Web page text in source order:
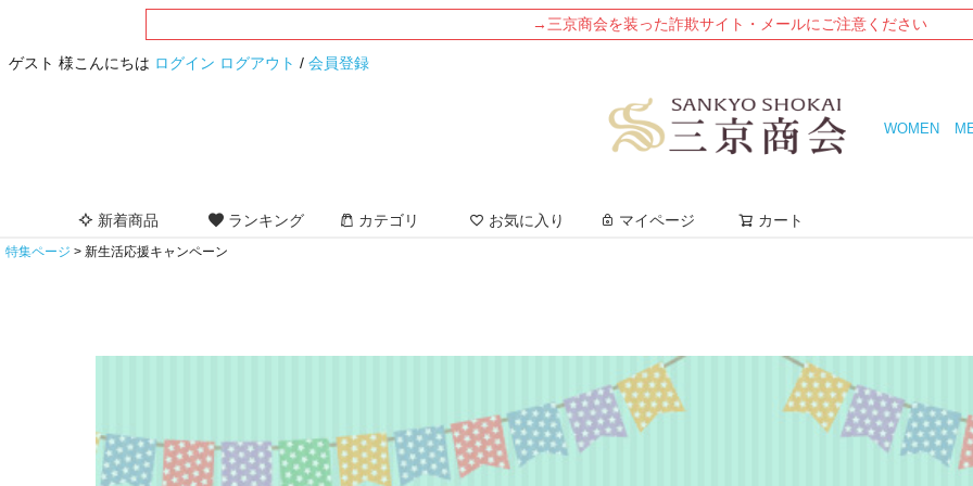
→三京商会を装った詐欺サイト・メールにご注意ください
ゲスト 様こんにちは ログイン ログアウト / 会員登録
WOMEN
新着商品 ランキング カテゴリ お気に入り マイページ カート
特集ページ 新生活応援キャンペーン